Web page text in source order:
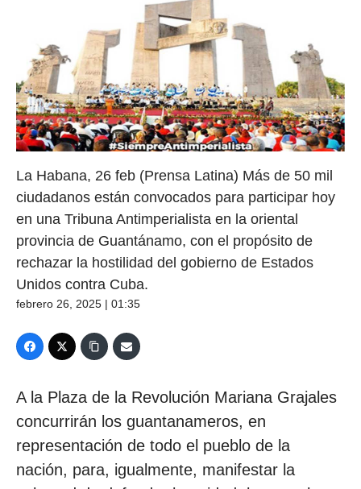
La Habana, 26 feb (Prensa Latina) Más de 50 mil
ciudadanos están convocados para participar hoy
en una Tribuna Antimperialista en la oriental
provincia de Guantánamo, con el propósito de
rechazar la hostilidad del gobierno de Estados
Unidos contra Cuba.
febrero 26, 2025 | 01:35
A la Plaza de la Revolución Mariana Grajales
concurrirán los guantanameros, en
representación de todo el pueblo de la
nación, para, igualmente, manifestar la